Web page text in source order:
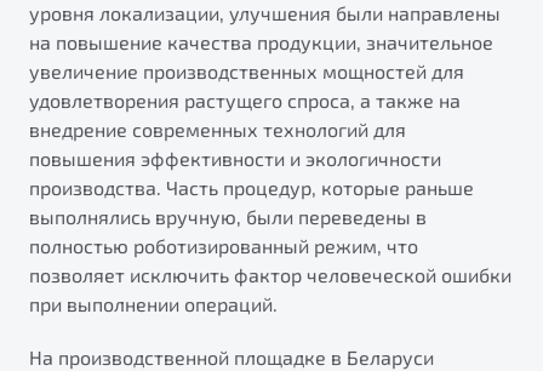
X70
Универсальный кроссовер
Автомобили в наличии
Тест-драйв
Автокредит
Спецпредложения
Будьте еще более уверены на дорогах с программой
Преимущества программы
Запись на сервис
Калькулятор ТО
Клиентская поддержка
уровня локализации, улучшения были направлены
на повышение качества продукции, значительное
увеличение производственных мощностей для
удовлетворения растущего спроса, а также на
внедрение современных технологий для
повышения эффективности и экологичности
производства. Часть процедур, которые раньше
выполнялись вручную, были переведены в
полностью роботизированный режим, что
позволяет исключить фактор человеческой ошибки
при выполнении операций.
На производственной площадке в Беларуси